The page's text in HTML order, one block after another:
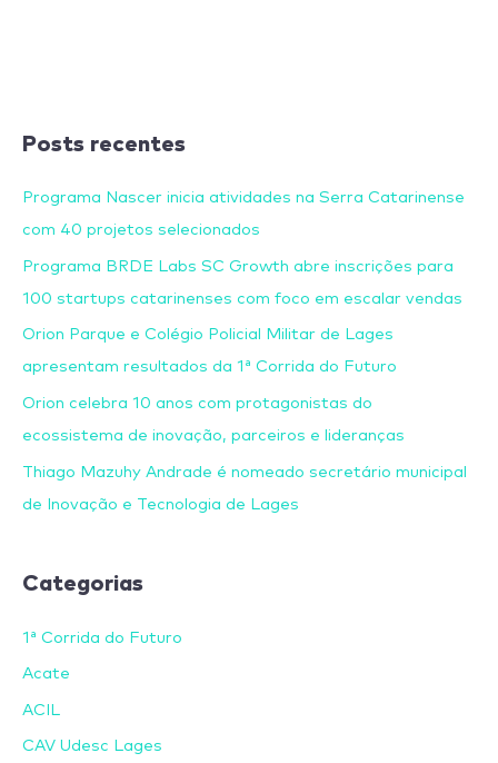
Posts recentes
Programa Nascer inicia atividades na Serra Catarinense
com 40 projetos selecionados
Programa BRDE Labs SC Growth abre inscrições para
100 startups catarinenses com foco em escalar vendas
Orion Parque e Colégio Policial Militar de Lages
apresentam resultados da 1ª Corrida do Futuro
Orion celebra 10 anos com protagonistas do
ecossistema de inovação, parceiros e lideranças
Thiago Mazuhy Andrade é nomeado secretário municipal
de Inovação e Tecnologia de Lages
Categorias
1ª Corrida do Futuro
Acate
ACIL
CAV Udesc Lages